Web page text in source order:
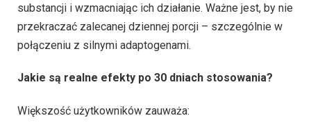
substancji i wzmacniając ich działanie. Ważne jest, by nie
przekraczać zalecanej dziennej porcji – szczególnie w
połączeniu z silnymi adaptogenami.
Jakie są realne efekty po 30 dniach stosowania?
Większość użytkowników zauważa: